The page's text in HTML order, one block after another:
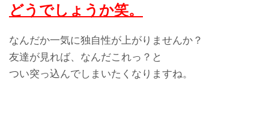
どうでしょうか笑。
なんだか一気に独自性が上がりませんか？
友達が見れば、なんだこれっ？と
つい突っ込んでしまいたくなりますね。